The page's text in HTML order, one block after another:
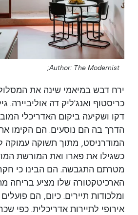
Author: The Modernist;
ירח דבש במיאמי שינה את
כריסטוף ואנג'ליק דה אוליביירה.
דקו ושקיעה ביקום האדריכלי
הדרך בה הם נוסעים. הם הקימו
המודרניסט, מתוך תשוקה עמוקה
כשגילו את פארו ואת המורשת
מטרתם התגבשה. הם הבינו כי
הארכיטקטורה שלו מציע בריחה
ומלכודות תיירים. כיום, הם
אירופי לתיירות אדריכלית. כפי